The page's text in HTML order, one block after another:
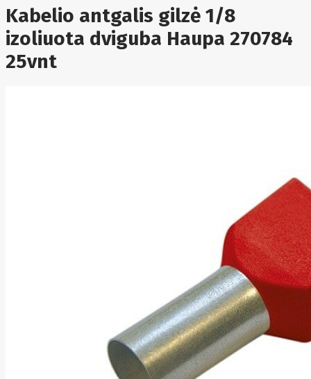
ASM
Asrock
Assmann
Astroenergy
Kabelio antgalis gilzė 1/8
izoliuota dviguba Haupa 270784
25vnt